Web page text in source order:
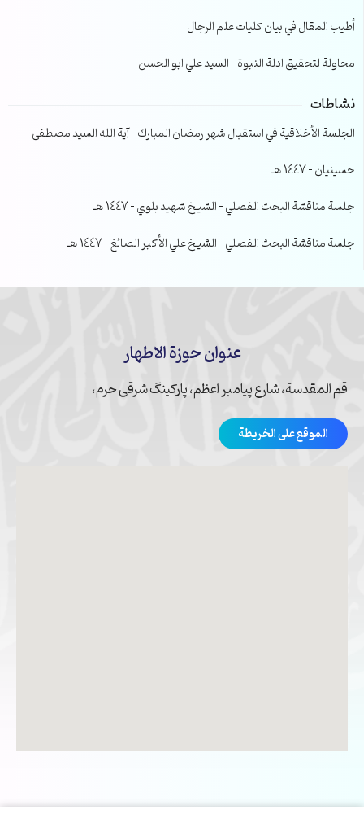
أطيب المقال في بيان كليات علم الرجال
محاولة لتحقيق ادلة النبوة – السيد علي ابو الحسن
نشاطات
الجلسة الأخلاقية في استقبال شهر رمضان المبارك – آية الله السيد مصطفى
حسينيان – 1447 هـ
جلسة مناقشة البحث الفصلي – الشيخ شهيد بلوي – 1447 هـ
جلسة مناقشة البحث الفصلي – الشيخ علي الأكبر الصائغ – 1447 هـ
عنوان حوزة الاطهار
قم المقدسة، شارع پیامبر اعظم، پارکینگ شرقی حرم،
الموقع على الخريطة